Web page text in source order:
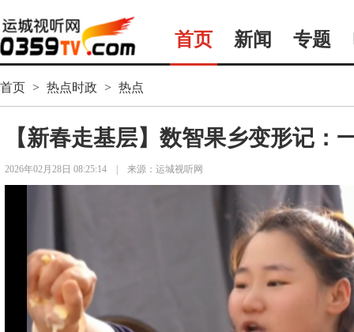
首页 新闻 专题
首页 > 热点时政 > 热点
【新春走基层】数智果乡变形记：
2026年02月28日 08:25:14 来源：运城视听网